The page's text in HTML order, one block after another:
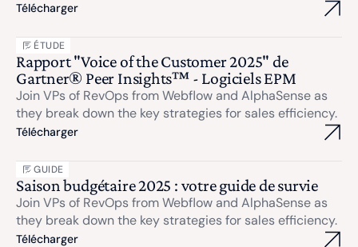
Télécharger
ÉTUDE
Rapport "Voice of the Customer 2025" de
Gartner® Peer Insights™ - Logiciels EPM
Join VPs of RevOps from Webflow and AlphaSense as
they break down the key strategies for sales efficiency.
Télécharger
GUIDE
Saison budgétaire 2025 : votre guide de survie
Join VPs of RevOps from Webflow and AlphaSense as
they break down the key strategies for sales efficiency.
Télécharger